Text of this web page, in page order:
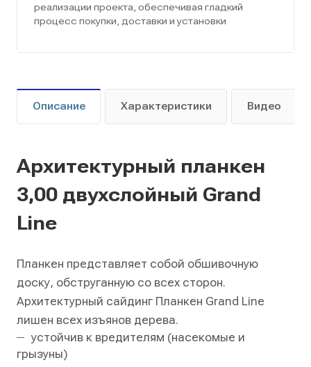
реализации проекта, обеспечивая гладкий
процесс покупки, доставки и установки
Описание Характеристики Видео
Архитектурный планкен
3,00 двухслойный Grand
Line
Планкен представляет собой обшивочную
доску, обструганную со всех сторон.
Архитектурный сайдинг Планкен Grand Line
лишен всех изъянов дерева.
устойчив к вредителям (насекомые и
грызуны)